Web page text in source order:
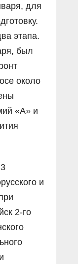
для
этапа.
был
около
«А» и
и
2-го